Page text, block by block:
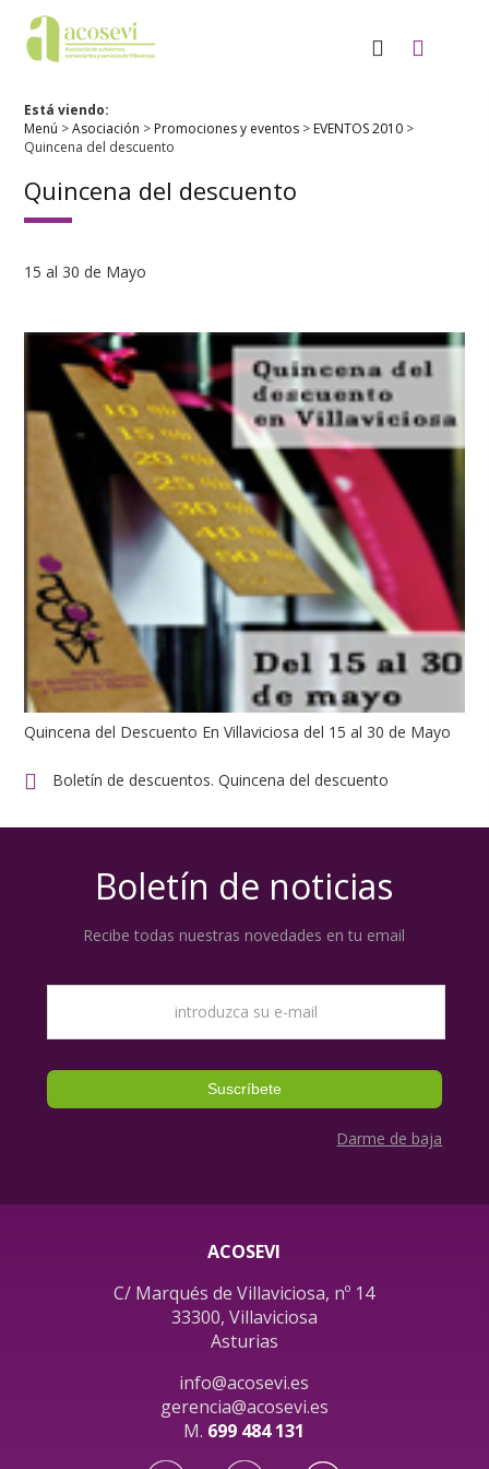
Está viendo:
Menú > Asociación > Promociones y eventos > EVENTOS 2010 >
Quincena del descuento
Quincena del descuento
15 al 30 de Mayo
Quincena del Descuento En Villaviciosa del 15 al 30 de Mayo
Boletín de descuentos. Quincena del descuento
Boletín de noticias
Recibe todas nuestras novedades en tu email
Darme de baja
ACOSEVI
C/ Marqués de Villaviciosa, nº 14
33300, Villaviciosa
Asturias
info@acosevi.es
gerencia@acosevi.es
M. 699 484 131